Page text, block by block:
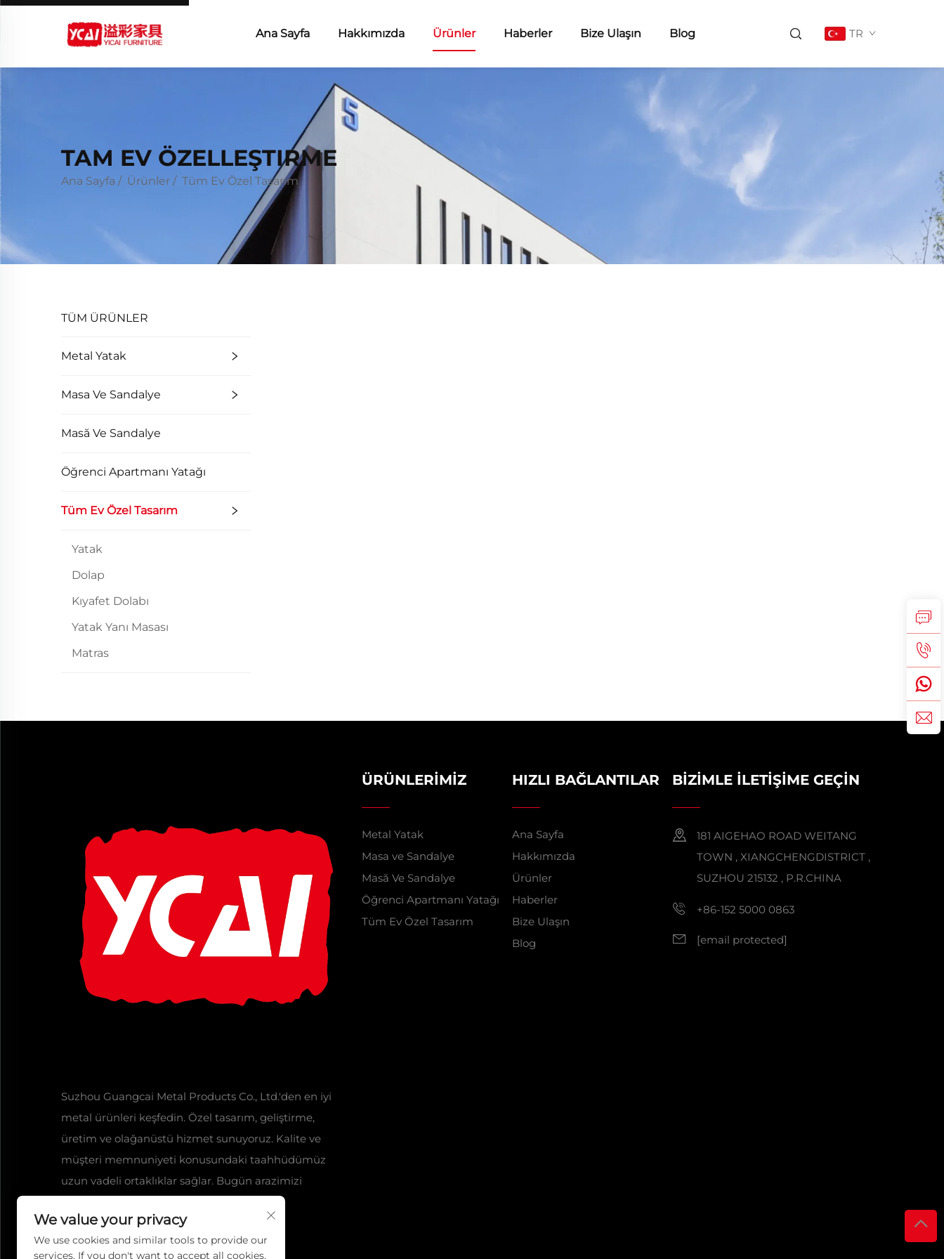
Ana Sayfa Hakkımızda Ürünler Haberler Bize Ulaşın Blog TR
TAM EV ÖZELLEŞTIRME
Ana Sayfa / Ürünler / Tüm Ev Özel Tasarım
TÜM ÜRÜNLER
Metal Yatak
Masa Ve Sandalye
Masă Ve Sandalye
Öğrenci Apartmanı Yatağı
Tüm Ev Özel Tasarım
Yatak
Dolap
Kıyafet Dolabı
Yatak Yanı Masası
Matras
Suzhou Guangcai Metal Products Co., Ltd.'den en iyi
metal ürünleri keşfedin. Özel tasarım, geliştirme,
üretim ve olağanüstü hizmet sunuyoruz. Kalite ve
müşteri memnuniyeti konusundaki taahhüdümüz
uzun vadeli ortaklıklar sağlar. Bugün arazimizi
ÜRÜNLERIMIZ
Metal Yatak
Masa ve Sandalye
Masă Ve Sandalye
Öğrenci Apartmanı Yatağı
Tüm Ev Özel Tasarım
HIZLI BAĞLANTILAR
Ana Sayfa
Hakkımızda
Ürünler
Haberler
Bize Ulaşın
Blog
BIZIMLE İLETIŞIME GEÇIN
181 AIGEHAO ROAD WEITANG
TOWN , XIANGCHENGDISTRICT ,
SUZHOU 215132 , P.R.CHINA
+86-152 5000 0863
[email protected]
We value your privacy
We use cookies and similar tools to provide our
services. If you don't want to accept all cookies,